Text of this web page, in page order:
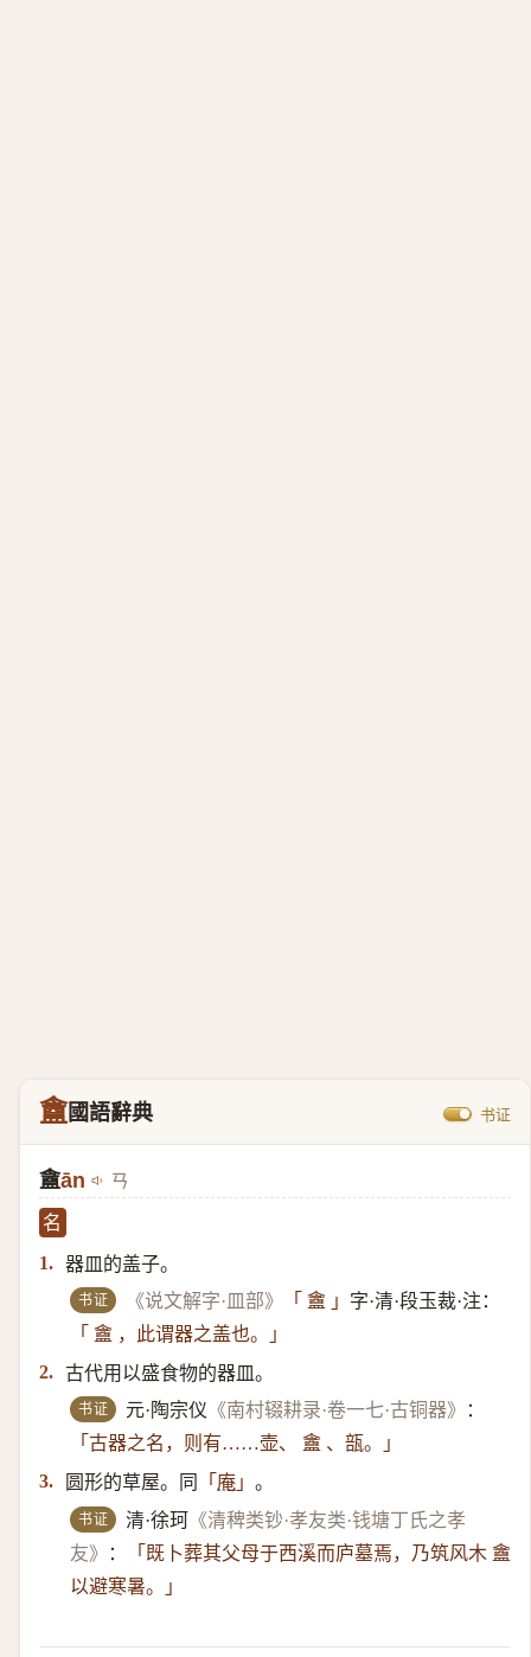
盦國語辭典 书证
盦ān ㄢ
名
1. 器皿的盖子。
书证 《说文解字·皿部》 「 盦 」 字·清·段玉裁·注：
「 盦 ，此谓器之盖也。」
2. 古代用以盛食物的器皿。
书证 元·陶宗仪 《南村辍耕录·卷一七·古铜器》
：
「古器之名，则有……壶、 盦 、瓿。」
3.
圆形的草屋。同 「 庵 」 。
书证 清·徐珂 《清稗类钞·孝友类·钱塘丁氏之孝
友》
：
「既卜葬其父母于西溪而庐墓焉，乃筑风木 盦
以避寒暑。」